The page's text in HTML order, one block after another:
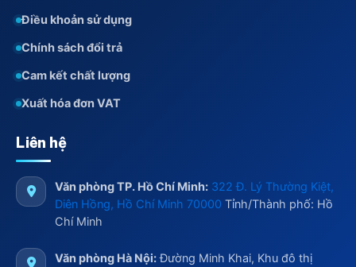
Điều khoản sử dụng
Chính sách đổi trả
Cam kết chất lượng
Xuất hóa đơn VAT
Liên hệ
Văn phòng TP. Hồ Chí Minh: 322 Đ. Lý Thường Kiệt,
Diên Hồng, Hồ Chí Minh 70000 Tỉnh/Thành phố: Hồ
Chí Minh
Văn phòng Hà Nội:Đường Minh Khai, Khu đô thị